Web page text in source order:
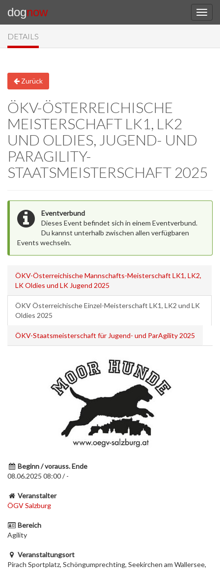
dognow
DETAILS
Zurück
ÖKV-ÖSTERREICHISCHE
MEISTERSCHAFT LK1, LK2
UND OLDIES, JUGEND- UND
PARAGILITY-
STAATSMEISTERSCHAFT 2025
Eventverbund
Dieses Event befindet sich in einem Eventverbund.
Du kannst unterhalb zwischen allen verfügbaren
Events wechseln.
ÖKV-Österreichische Mannschafts-Meisterschaft LK1, LK2,
LK Oldies und LK Jugend 2025
ÖKV Österreichische Einzel-Meisterschaft LK1, LK2 und LK
Oldies 2025
ÖKV-Staatsmeisterschaft für Jugend- und ParAgility 2025
Beginn / vorauss. Ende
08.06.2025 08:00 / -
Veranstalter
ÖGV Salzburg
Bereich
Agility
Veranstaltungsort
Pirach Sportplatz, Schöngumprechting, Seekirchen am Wallersee,